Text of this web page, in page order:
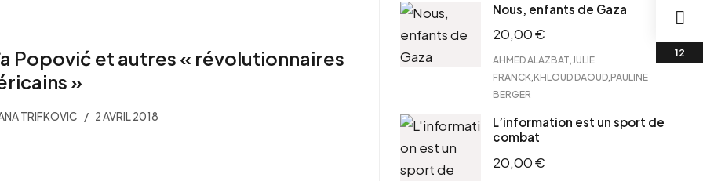
Popović et autres « révolutionnaires
»
TRIFKOVIC 2 AVRIL 2018
Nous, enfants de Gaza
20,00€
AHMED ALAZBAT JULIE
FRANCK KHLOUD DAOUD PAULINE
BERGER
L’information est un sport de
combat
20,00€